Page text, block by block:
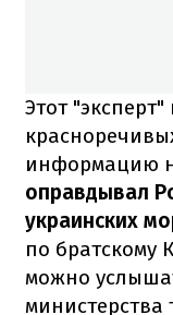
Этот
информацию
оправдывал
украинских
по братскому
можно
министерства